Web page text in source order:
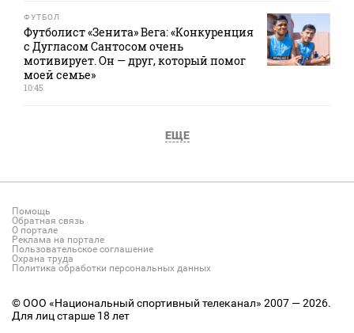
ФУТБОЛ
Футболист «Зенита» Вега: «Конкуренция
с Дугласом Сантосом очень
мотивирует. Он — друг, который помог
моей семье»
10:45
ЕЩЕ
Помощь
Обратная связь
О портале
Реклама на портале
Пользовательское соглашение
Охрана труда
Политика обработки персональных данных
© ООО «Национальный спортивный телеканал» 2007 — 2026.
Для лиц старше 18 лет